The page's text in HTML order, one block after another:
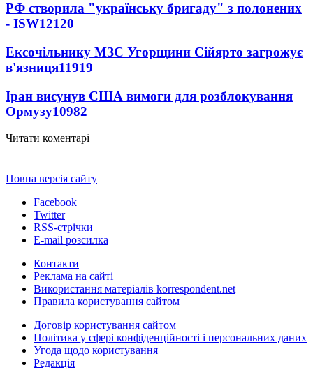
РФ створила "українську бригаду" з полонених
- ISW12120
Ексочільнику МЗС Угорщини Сійярто загрожує
в'язниця11919
Іран висунув США вимоги для розблокування
Ормузу10982
Читати коментарі
Повна версія сайту
Facebook
Twitter
RSS-стрічки
E-mail розсилка
Контакти
Реклама на сайті
Використання матеріалів korrespondent.net
Правила користування сайтом
Договір користування сайтом
Політика у сфері конфіденційності і персональних даних
Угода щодо користування
Редакція